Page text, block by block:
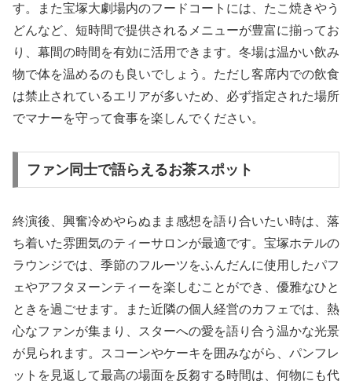
す。また宝塚大劇場内のフードコートには、たこ焼きやう
どんなど、短時間で提供されるメニューが豊富に揃ってお
り、幕間の時間を有効に活用できます。冬場は温かい飲み
物で体を温めるのも良いでしょう。ただし客席内での飲食
は禁止されているエリアが多いため、必ず指定された場所
でマナーを守って食事を楽しんでください。
ファン同士で語らえるお茶スポット
終演後、興奮冷めやらぬまま感想を語り合いたい時は、落
ち着いた雰囲気のティーサロンが最適です。宝塚ホテルの
ラウンジでは、季節のフルーツをふんだんに使用したパフ
ェやアフタヌーンティーを楽しむことができ、優雅なひと
ときを過ごせます。また近隣の個人経営のカフェでは、熱
心なファンが集まり、スターへの愛を語り合う温かな光景
が見られます。スコーンやケーキを囲みながら、パンフレ
ットを見返して最高の場面を反芻する時間は、何物にも代